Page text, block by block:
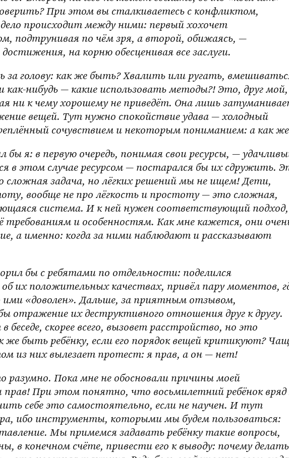
При этом вы сталкиваетесь с конфликтом,
происходит между ними: первый хохочет
подтрунивая по чём зря, а второй, обижаясь, —
на корню обесценивая все заслуги.
как-нибудь — какие использовать методы?! Это, друг
ни к чему хорошему не приведёт. Она лишь
вещей. Тут нужно спокойствие удава — холодный
сочувствием и некоторым пониманием: а как
в этом случае ресурсом — постарался бы их сдружить.
сложная задача, но лёгких решений мы не ищем! Дети,
вообще не про лёгкость и простоту — это сложная,
система. И к ней нужен соответствующий подход,
и особенностям. Как мне кажется, они
а именно: когда за ними наблюдают и рассказывают
их положительных качествах, привёл пару моментов,
ими «доволен». Дальше, за приятным отзывом,
отражение их деструктивного отношения друг к другу.
беседе, скорее всего, вызовет расстройство, но это
же быть ребёнку, если его порядок вещей критикуют?
из них вылезает протест: я прав, а он — нет!
прав! При этом понятно, что восьмилетний ребёнок вряд
себе это самостоятельно, если не научен. И тут
ибо инструменты, которыми мы будем пользоваться:
Мы примемся задавать ребёнку такие вопросы,
в конечном счёте, привести его к выводу: почему делать